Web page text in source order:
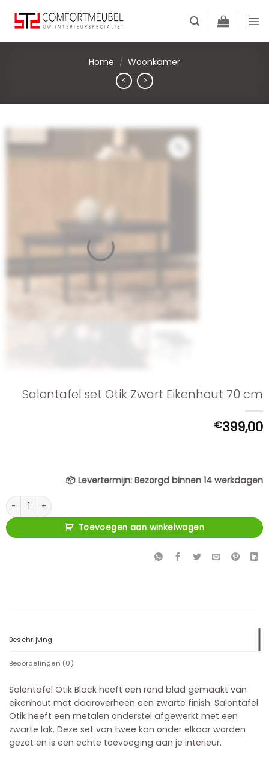
content
Home / Woonkamer
Salontafel set Otik Zwart Eikenhout 70 cm
€399,00
📦 Levertermijn: Bezorgd binnen 14 werkdagen
Salontafel set Otik Zwart Eikenhout 70 cm aantal
Toevoegen aan winkelwagen
Beschrijving
Beoordelingen (0)
Salontafel Otik Black heeft een rond blad gemaakt van
eikenhout met daaroverheen een zwarte finish. Salontafel
Otik heeft een metalen onderstel afgewerkt met een
zwarte lak. Deze set van twee kan onder elkaar worden
gezet en is een echte toevoeging aan je interieur.